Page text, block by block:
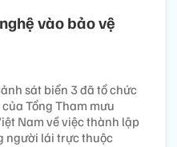
vào bảo vệ
sát biển 3 đã tổ chức
Tổng Tham mưu
Nam về việc thành lập
người lái trực thuộc